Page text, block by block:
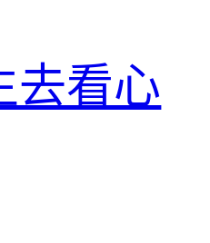
去看心